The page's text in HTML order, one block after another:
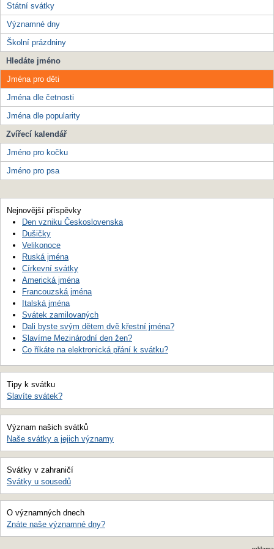
Státní svátky
Významné dny
Školní prázdniny
Hledáte jméno
Jména pro děti
Jména dle četnosti
Jména dle popularity
Zvířecí kalendář
Jméno pro kočku
Jméno pro psa
Nejnovější příspěvky
Den vzniku Československa
Dušičky
Velikonoce
Ruská jména
Církevní svátky
Americká jména
Francouzská jména
Italská jména
Svátek zamilovaných
Dali byste svým dětem dvě křestní jména?
Slavíme Mezinárodní den žen?
Co říkáte na elektronická přání k svátku?
Tipy k svátku
Slavíte svátek?
Význam našich svátků
Naše svátky a jejich významy
Svátky v zahraničí
Svátky u sousedů
O významných dnech
Znáte naše významné dny?